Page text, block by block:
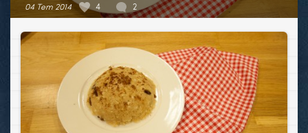
04 Tem 2014 4 2